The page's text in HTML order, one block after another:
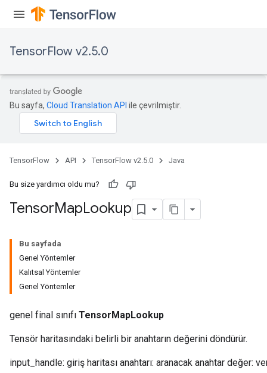
TensorFlow v2.5.0
Bu sayfa, Cloud Translation API ile çevrilmiştir.
TensorFlow API TensorFlow v2.5.0 Java
Bu size yardımcı oldu mu?
TensorMapLookup
Bu sayfada
Genel Yöntemler
Kalıtsal Yöntemler
Genel Yöntemler
genel final sınıfı TensorMapLookup
Tensör haritasındaki belirli bir anahtarın değerini döndürür.
input_handle: giriş haritası anahtarı: aranacak anahtar değer: